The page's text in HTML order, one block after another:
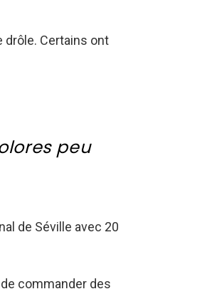
drôle. Certains ont
peu
de Séville avec 20
commander des